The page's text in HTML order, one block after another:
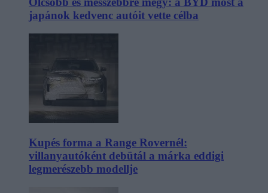
japánok kedvenc autóit vette célba
Kupés forma a Range Rovernél:
villanyautóként debütál a márka eddigi
legmerészebb modellje